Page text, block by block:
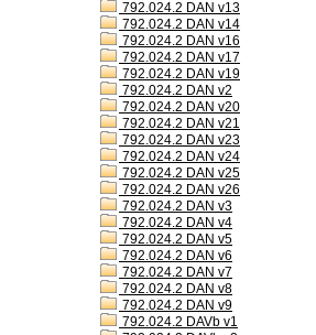
792.024.2 DAN v13
792.024.2 DAN v14
792.024.2 DAN v16
792.024.2 DAN v17
792.024.2 DAN v19
792.024.2 DAN v2
792.024.2 DAN v20
792.024.2 DAN v21
792.024.2 DAN v23
792.024.2 DAN v24
792.024.2 DAN v25
792.024.2 DAN v26
792.024.2 DAN v3
792.024.2 DAN v4
792.024.2 DAN v5
792.024.2 DAN v6
792.024.2 DAN v7
792.024.2 DAN v8
792.024.2 DAN v9
792.024.2 DAVb v1